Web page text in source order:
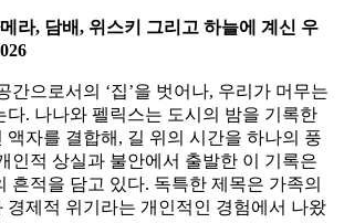
라, 담배, 위스키 그리고 하늘에 계신 우
간으로서의 ‘집’을 벗어나, 우리가 머무는
다. 나나와 펠릭스는 도시의 밤을 기록한
액자를 결합해, 길 위의 시간을 하나의 풍
인적 상실과 불안에서 출발한 이 기록은
흔적을 담고 있다. 독특한 제목은 가족의
경제적 위기라는 개인적인 경험에서 나왔